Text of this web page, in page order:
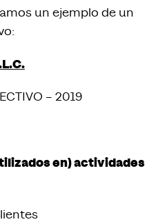
un ejemplo de un
– 2019
en) actividades